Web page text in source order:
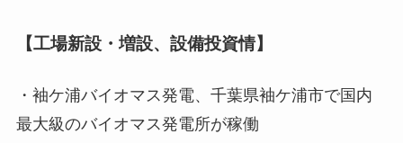
【工場新設・増設、設備投資情】
・袖ケ浦バイオマス発電、千葉県袖ケ浦市で国内
最大級のバイオマス発電所が稼働